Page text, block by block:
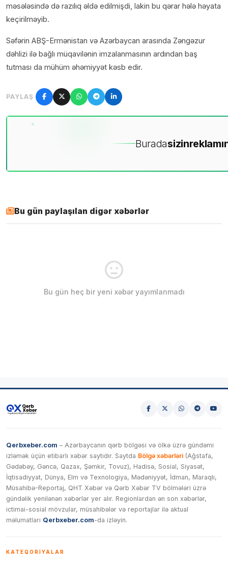
məsələsində də razılıq əldə edilmişdi, lakin bu qərar hələ həyata
keçirilməyib.
Səfərin ABŞ-Ermənistan və Azərbaycan arasında Zəngəzur
dəhlizi ilə bağlı müqavilənin imzalanmasının ardından baş
tutması da mühüm əhəmiyyət kəsb edir.
PAYLAŞ
Buradasizin
Bu gün paylaşılan digər xəbərlər
Bu gün heç bir yeni xəbər yayımlanmadı
Qerbxeber.com – Azərbaycanın qərb bölgəsi və ölkə üzrə gündəmi
izləmək üçün etibarlı xəbər saytıdır. Saytda Bölgə xəbərləri (Ağstafa,
Gədəbəy, Gəncə, Qazax, Şəmkir, Tovuz), Hadisə, Sosial, Siyasət,
İqtisadiyyat, Dünya, Elm və Texnologiya, Mədəniyyət, İdman, Maraqlı,
Müsahibə-Reportaj, QHT Xəbər və Qərb Xəbər TV bölmələri üzrə
gündəlik yenilənən xəbərlər yer alır. Regionlardan ən son xəbərlər,
ictimai-sosial mövzular, müsahibələr və reportajlar ilə aktual
məlumatları Qerbxeber.com-da izləyin.
KATEQORIYALAR